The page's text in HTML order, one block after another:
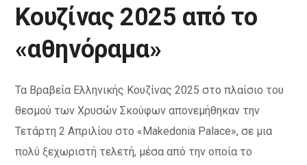
Κουζίνας 2025 από το
«αθηνόραμα»
Τα Βραβεία Ελληνικής Κουζίνας 2025 στο πλαίσιο του
θεσμού των Χρυσών Σκούφων απονεμήθηκαν την
Τετάρτη 2 Απριλίου στο «Makedonia Palace», σε μια
πολύ ξεχωριστή τελετή, μέσα από την οποία το